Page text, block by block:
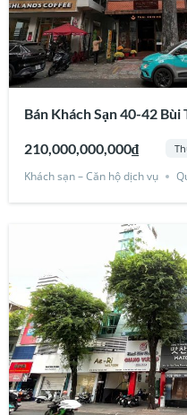
Bán Khách Sạn 40-42 Bùi
210,000,000,000₫
Khách sạn – Căn hộ dịch vụ